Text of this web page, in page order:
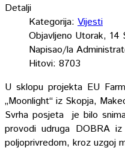
Detalji
Kategorija: Vijesti
Objavljeno Utorak, 14
Napisao/la
Hitovi: 8703
U sklopu projekta EU
„Moonlight“ iz Skopja,
Svrha posjeta je bilo
provodi udruga DOBRA
poljoprivredom, kroz uzgoj